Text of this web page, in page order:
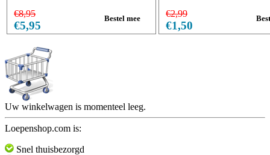
€8,95
€5,95
€2,99
€1,50
Uw winkelwagen is momenteel leeg.
Loepenshop.com is:
Snel thuisbezorgd